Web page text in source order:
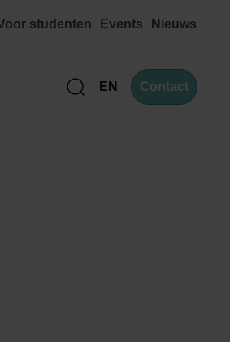
studenten Events Nieuws
ZoekEN Contact